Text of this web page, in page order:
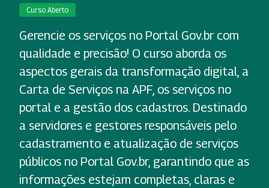
Curso Aberto
Gerencie os serviços no Portal Gov.br com
qualidade e precisão! O curso aborda os
aspectos gerais da transformação digital, a
Carta de Serviços na APF, os serviços no
portal e a gestão dos cadastros. Destinado
a servidores e gestores responsáveis pelo
cadastramento e atualização de serviços
públicos no Portal Gov.br, garantindo que as
informações estejam completas, claras e